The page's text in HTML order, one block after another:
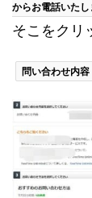
からお電話いたし
そこをクリ
問い合わせ内容